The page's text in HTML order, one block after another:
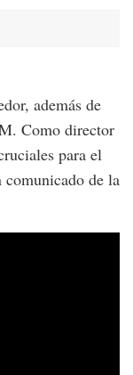
además de
Como director
para el
comunicado de la